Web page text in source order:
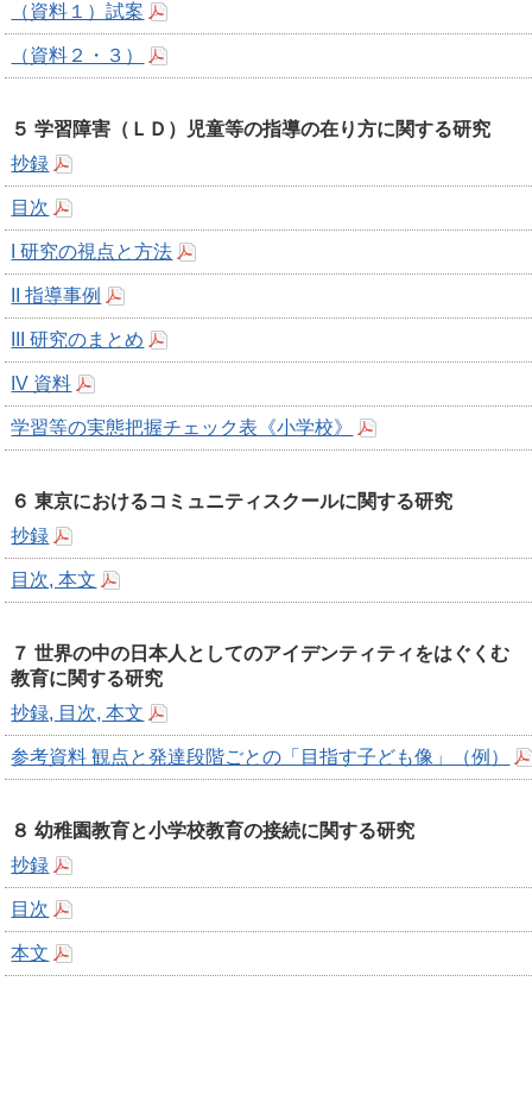
（資料１）試案
（資料２・３）
５ 学習障害（ＬＤ）児童等の指導の在り方に関する研究
抄録
目次
I 研究の視点と方法
II 指導事例
III 研究のまとめ
IV 資料
学習等の実態把握チェック表《小学校》
６ 東京におけるコミュニティスクールに関する研究
抄録
目次, 本文
７ 世界の中の日本人としてのアイデンティティをはぐくむ
教育に関する研究
抄録, 目次, 本文
参考資料 観点と発達段階ごとの「目指す子ども像」（例）
８ 幼稚園教育と小学校教育の接続に関する研究
抄録
目次
本文